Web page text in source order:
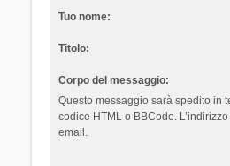
Tuo nome:
Titolo:
Corpo del messaggio:
Questo messaggio sarà spedito in
codice HTML o BBCode.
email.